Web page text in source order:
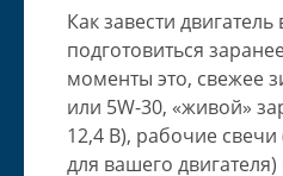
Как завести
подготовиться
моменты это, свежее
или 5W-30, «живой»
12,4 В), рабочие
для вашего